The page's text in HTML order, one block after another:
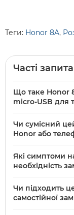
Теги: Honor 8A,
Часті
Що таке Honor
micro-USB для
телефона — це
High Copy для
неполадках,
Чи сумісний
Honor або
інформації про
на вашому
сумісності.
Які симптоми
необхідність
переривається
Чи підходить
самостійної